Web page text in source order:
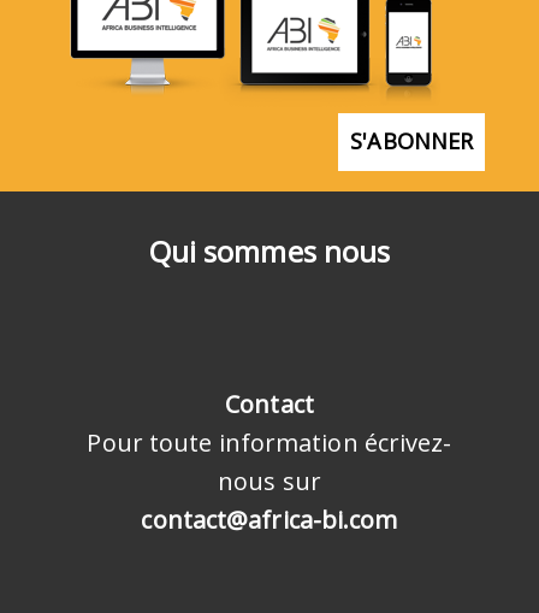
Qui sommes nous
Contact
Pour toute information écrivez-
nous sur
contact@africa-bi.com
S'ABONNER